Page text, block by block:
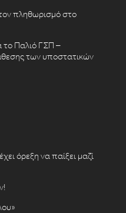
πληθωρισμό στο
το Παλιό ΓΣΠ –
των υποστατικών
όρεξη να παίξει μαζί